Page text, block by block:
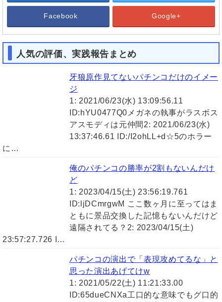
Facebook Google+
人気の評価、実践報告まとめ
牙狼原作見てないパチンコだけのイメー
ジ
1: 2021/06/23(水) 13:09:56.11
ID:hYU0477Q0メガネの執事がラスボス
アスモディは元仲間2: 2021/06/23(水)
13:37:46.61 ID:/I2ohLL+d☆5のホラー
に…
俺のパチンコの勝率が2割もないんだけ
ど
1: 2023/04/15(土) 23:56:19.761
ID:ljDCmrgwM ここ数ヶ月に至ってはま
ともに景品交換した記憶もないんだけど
遠隔されてる？2: 2023/04/15(土)
23:57:27.726 I…
パチンコの演出で「表現攻めてるな」と
思った演出あげてけw
1: 2021/05/22(土) 11:21:33.00
ID:65dueCNXa工口的な意味でもグ口的